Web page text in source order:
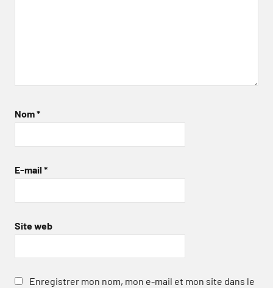
Nom*
E-mail *
Site web
Enregistrer mon nom, mon e-mail et mon site dans le